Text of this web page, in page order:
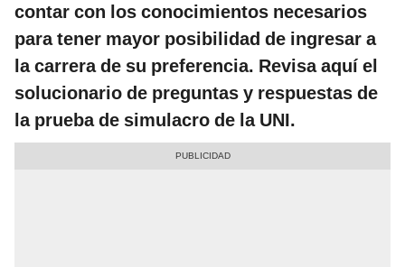
contar con los conocimientos necesarios
para tener mayor posibilidad de ingresar a
la carrera de su preferencia. Revisa aquí el
solucionario de preguntas y respuestas de
la prueba de simulacro de la UNI.